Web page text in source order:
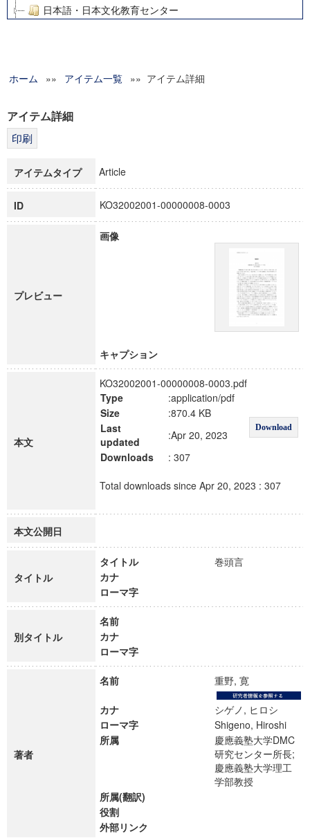
日本語・日本文化教育センター
グローバルリサーチインスティテュート
科学研究費補助金研究成果報告書
博士課程教育リーディングプログラム「超成熟社会発展のサ
ホーム »» アイテム一覧 »» アイテム詳細
アイテム詳細
アイテムタイプ Article
ID KO32002001-00000008-0003
プレビュー
画像
キャプション
本文
KO32002001-00000008-0003.pdf
Type
:application/pdf
Download
Size
:870.4 KB
Last
updated
:Apr 20, 2023
Downloads
: 307
Total downloads since Apr 20, 2023 : 307
本文公開日
タイトル
タイトル
巻頭言
カナ
ローマ字
別タイトル
名前
カナ
ローマ字
著者
名前 重野, 寛
カナ
シゲノ, ヒロシ
ローマ字
Shigeno, Hiroshi
所属
慶應義塾大学DMC
研究センター所長;
慶應義塾大学理工
学部教授
所属(翻訳)
役割
外部リンク